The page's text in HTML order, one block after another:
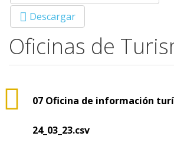
Descargar
Oficinas de
07 Oficina de información
24_03_23.csv